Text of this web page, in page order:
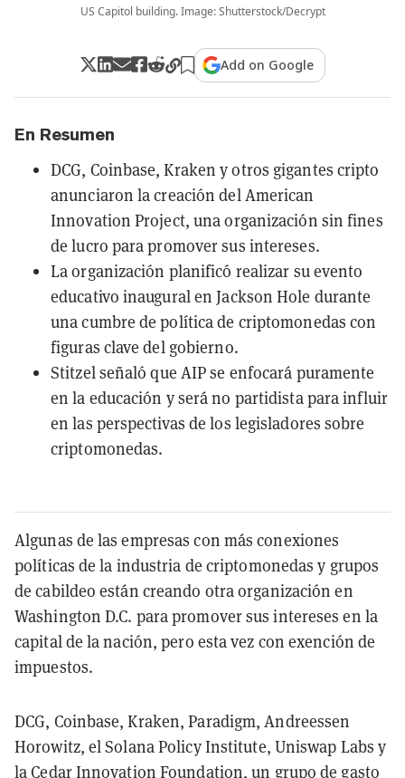
US Capitol building. Image: Shutterstock/Decrypt
Add on Google
En Resumen
DCG, Coinbase, Kraken y otros gigantes cripto
anunciaron la creación del American
Innovation Project, una organización sin fines
de lucro para promover sus intereses.
La organización planificó realizar su evento
educativo inaugural en Jackson Hole durante
una cumbre de política de criptomonedas con
figuras clave del gobierno.
Stitzel señaló que AIP se enfocará puramente
en la educación y será no partidista para influir
en las perspectivas de los legisladores sobre
criptomonedas.
Algunas de las empresas con más conexiones
políticas de la industria de criptomonedas y grupos
de cabildeo están creando otra organización en
Washington D.C. para promover sus intereses en la
capital de la nación, pero esta vez con exención de
impuestos.
DCG, Coinbase, Kraken, Paradigm, Andreessen
Horowitz, el Solana Policy Institute, Uniswap Labs y
la Cedar Innovation Foundation, un grupo de gasto